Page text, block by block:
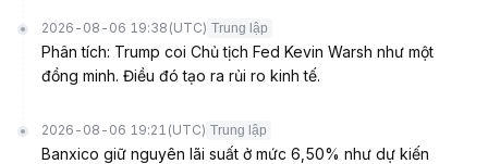
2026-08-06 19:38 (UTC) Trung lập
Phân tích: Trump coi Chủ tịch Fed Kevin Warsh như một
đồng minh. Điều đó tạo ra rủi ro kinh tế.
2026-08-06 19:21 (UTC) Trung lập
Banxico giữ nguyên lãi suất ở mức 6,50% như dự kiến